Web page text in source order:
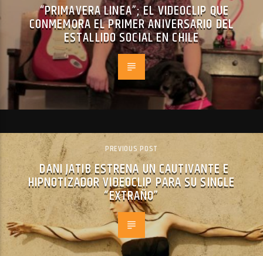
“PRIMAVERA LINEA”; EL VIDEOCLIP QUE
CONMEMORA EL PRIMER ANIVERSARIO DEL
ESTALLIDO SOCIAL EN CHILE
PREVIOUS POST
DANI JATIB ESTRENA UN CAUTIVANTE E
HIPNOTIZADOR VIDEOCLIP PARA SU SINGLE
“EXTRAÑO”